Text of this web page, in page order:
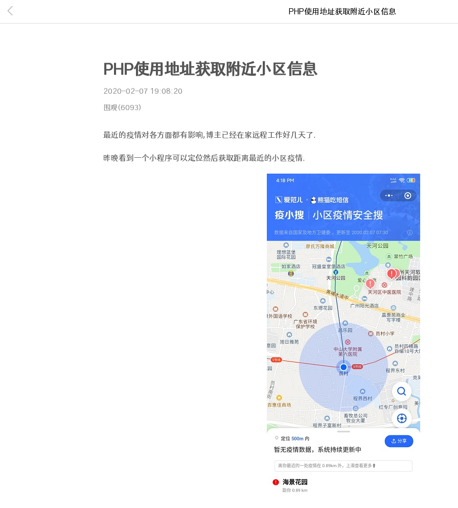
PHP使用地址获取附近小区信息
PHP使用地址获取附近小区信息
2020-02-07 19:08:20
围观(6093)
最近的疫情对各方面都有影响,博主已经在家远程工作好几天了.
昨晚看到一个小程序可以定位然后获取距离最近的小区疫情.